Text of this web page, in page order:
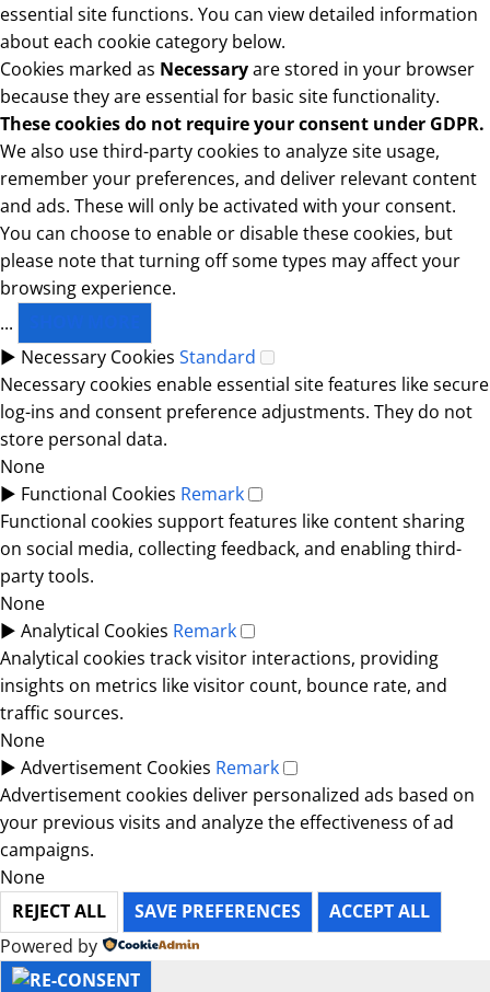
essential site functions. You can view detailed information
about each cookie category below.
Cookies marked as Necessaryare stored in your browser
because they are essential for basic site functionality.
These cookies do not require your consent under GDPR.
We also use third-party cookies to analyze site usage,
remember your preferences, and deliver relevant content
and ads. These will only be activated with your consent.
You can choose to enable or disable these cookies, but
please note that turning off some types may affect your
browsing experience.
...
► Necessary Cookies Standard
Necessary cookies enable essential site features like secure
log-ins and consent preference adjustments. They do not
store personal data.
None
► Functional Cookies Remark
Functional cookies support features like content sharing
on social media, collecting feedback, and enabling third-
party tools.
None
► Analytical Cookies Remark
Analytical cookies track visitor interactions, providing
insights on metrics like visitor count, bounce rate, and
traffic sources.
None
► Advertisement Cookies Remark
Advertisement cookies deliver personalized ads based on
your previous visits and analyze the effectiveness of ad
campaigns.
None
REJECT ALL
SAVE PREFERENCES
ACCEPT ALL
Powered by